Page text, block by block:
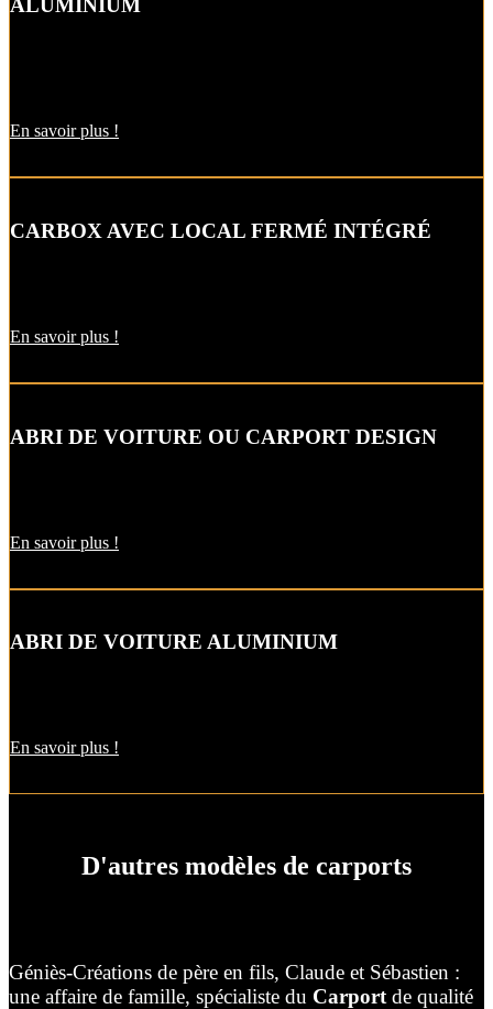
ALUMINIUM
En savoir plus !
CARBOX AVEC LOCAL FERMÉ INTÉGRÉ
En savoir plus !
ABRI DE VOITURE OU CARPORT DESIGN
En savoir plus !
ABRI DE VOITURE ALUMINIUM
En savoir plus !
D'autres modèles de carports
Géniès-Créations de père en fils, Claude et Sébastien :
une affaire de famille, spécialiste du Carportde qualité